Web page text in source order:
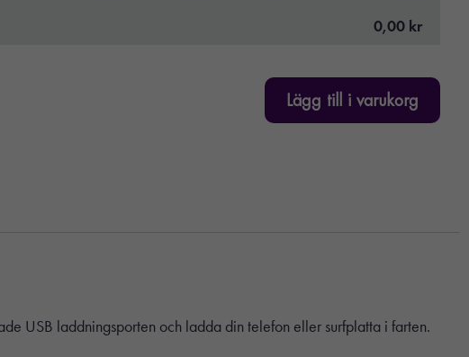
0,00 kr
Lägg till i varukorg
USB laddningsporten och ladda din telefon eller surfplatta i farten.